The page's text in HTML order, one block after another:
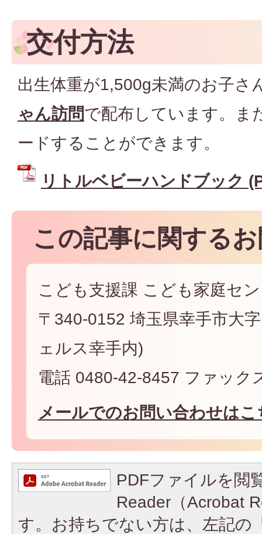
交付方法
出生体重が1,500g未満のお子さ
ゃん訪問で配布しています。ま
ードすることができます。
リトルベビーハンドブック
この記事に関する
こども支援課 こども家庭セ
〒340-0152 埼玉県幸手市大
ェルス幸手内)
電話 0480-42-8457 ファック
メールでのお問い合わせは
PDFファイルを閲
Reader（Acrobat
す。お持ちでない方は、左記の